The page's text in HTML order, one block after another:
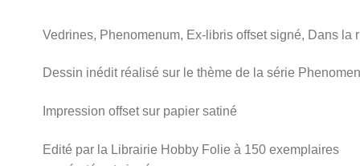
Vedrines, Phenomenum, Ex-libris offset signé, Dans la
Dessin inédit réalisé sur le thème de la série
Impression offset sur papier satiné
Edité par la Librairie Hobby Folie à 150 exemplaires